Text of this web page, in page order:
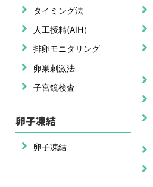
タイミング法
人工授精(AIH）
排卵モニタリング
卵巣刺激法
子宮鏡検査
卵子凍結
卵子凍結